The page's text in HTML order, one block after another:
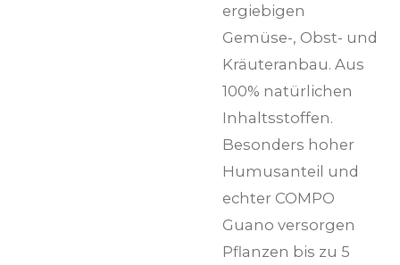
ergiebigen
Gemüse-, Obst- und
Kräuteranbau. Aus
100% natürlichen
Inhaltsstoffen.
Besonders hoher
Humusanteil und
echter COMPO
Guano versorgen
Pflanzen bis zu 5